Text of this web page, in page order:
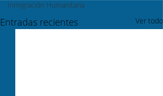
Inmigración Humanitaria
Entradas recientes Ver todo